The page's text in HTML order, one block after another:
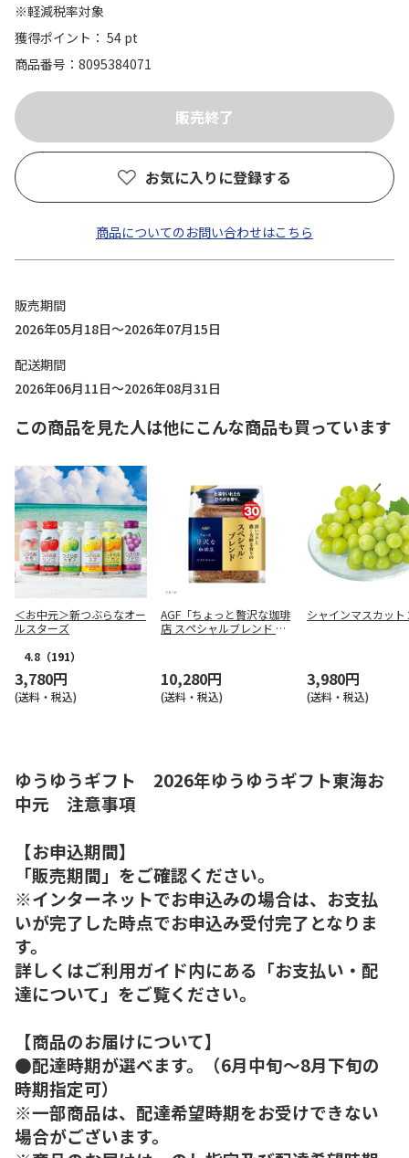
※軽減税率対象
獲得ポイント： 54 pt
商品番号
8095384071
お気に入りに登録する
商品についてのお問い合わせはこちら
販売期間
2026年05月18日～2026年07月15日
配送期間
2026年06月11日～2026年08月31日
この商品を見た人は他にこんな商品も買っています
＜お中元＞新つぶらなオー
ルスターズ
4.8 （191）
3,780円
(送料・税込)
AGF「ちょっと贅沢な珈琲
店 スペシャルブレンド イ
10,280円
(送料・税込)
シャインマスカット
3,980円
(送料・税込)
ゆうゆうギフト 2026年ゆうゆうギフト東海お
中元 注意事項
【お申込期間】
「販売期間」をご確認ください。
※インターネットでお申込みの場合は、お支払
いが完了した時点でお申込み受付完了となりま
す。
詳しくはご利用ガイド内にある「お支払い・配
達について」をご覧ください。
【商品のお届けについて】
●配達時期が選べます。（6月中旬～8月下旬の
時期指定可）
※一部商品は、配達希望時期をお受けできない
場合がございます。